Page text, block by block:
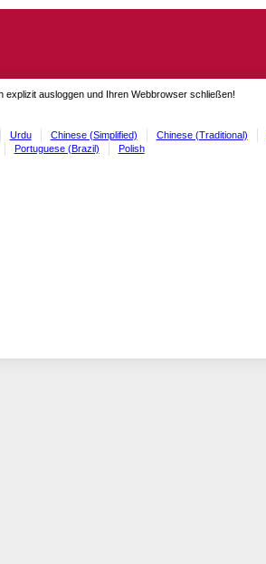
ausloggen und Ihren Webbrowser schließen!
Urdu Chinese (Simplified) Chinese (Traditional)
Portuguese (Brazil) Polish